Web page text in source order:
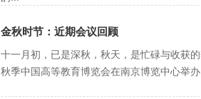
金秋时节：近期会议回顾
十一月初，已是深秋，秋天，是忙碌与收
秋季中国高等教育博览会在南京博览中心举办